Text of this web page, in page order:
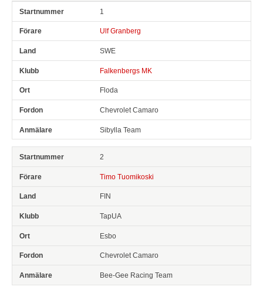
Snr Förare 1
Ulf Granberg
SWE
Falkenbergs MK
Floda
Chevrolet Camaro
Sibylla Team
2
Timo Tuomikoski
FIN
TapUA
Esbo
Chevrolet Camaro
Bee-Gee Racing Team